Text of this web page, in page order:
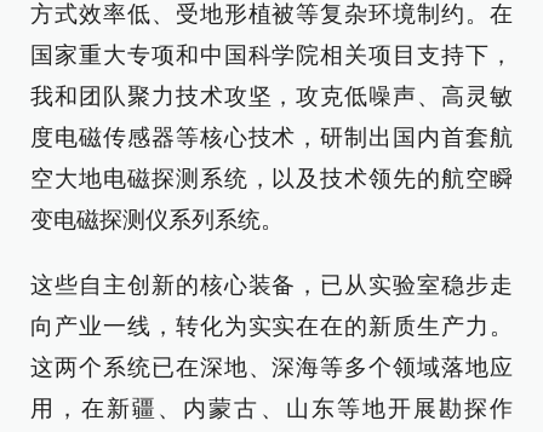
方式效率低、受地形植被等复杂环境制约。在
国家重大专项和中国科学院相关项目支持下，
我和团队聚力技术攻坚，攻克低噪声、高灵敏
度电磁传感器等核心技术，研制出国内首套航
空大地电磁探测系统，以及技术领先的航空瞬
变电磁探测仪系列系统。
这些自主创新的核心装备，已从实验室稳步走
向产业一线，转化为实实在在的新质生产力。
这两个系统已在深地、深海等多个领域落地应
用，在新疆、内蒙古、山东等地开展勘探作